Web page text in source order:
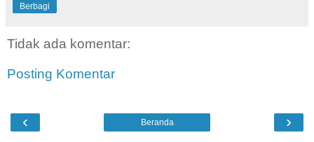
Berbagi
Tidak ada komentar:
Posting Komentar
‹ ›
Beranda